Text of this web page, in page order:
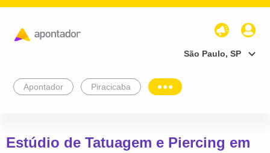
São Paulo, SP
Apontador Piracicaba
Estúdio de Tatuagem e Piercing em